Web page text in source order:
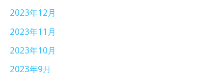
2023年12月
2023年11月
2023年10月
2023年9月